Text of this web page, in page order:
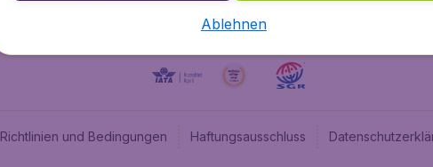
Richtlinien und Bedingungen Haftungsausschluss
Ablehnen